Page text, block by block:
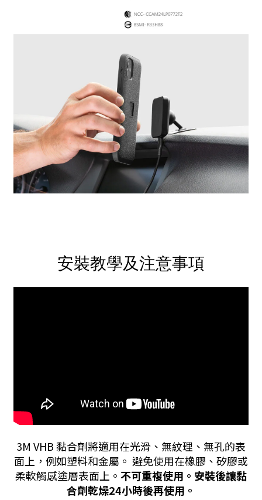
安裝教學及注意事項
3M VHB 黏合劑將適用在光滑、無紋理、無孔的表
面上，例如塑料和金屬。 避免使用在橡膠、矽膠或
柔軟觸感塗層表面上。 不可重複使用。安裝後讓黏
合劑乾燥24小時後再使用。